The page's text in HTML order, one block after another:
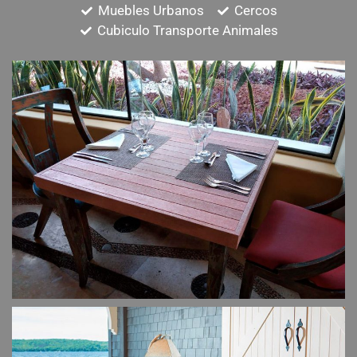
Muebles Urbanos
Cercos
Cubiculo Transporte Animales